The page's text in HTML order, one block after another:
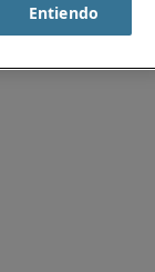
Entiendo